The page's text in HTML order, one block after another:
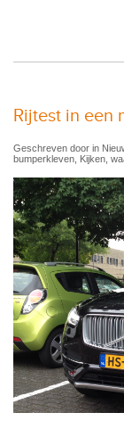
Rijtest in een
Geschreven door in
bumperkleven, Kijken,